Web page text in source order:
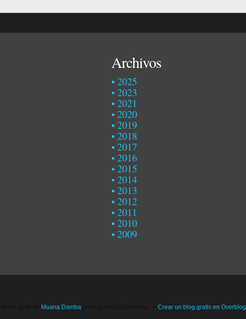
Archivos
2025
2023
2021
2020
2019
2018
2017
2016
2015
2014
2013
2012
2011
2010
2009
Muana Damba Crear un blog gratis en Overblog